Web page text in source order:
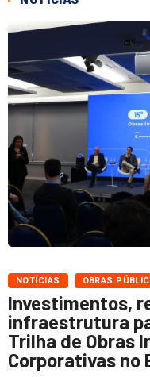
NOTÍCIAS OBRAS
Investimentos,
infraestrutura
Trilha de Obras
Corporativas no